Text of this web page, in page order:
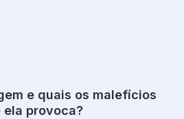
e quais os malefícios
ela provoca?